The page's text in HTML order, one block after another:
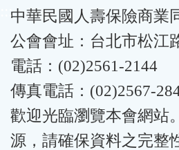
:::中華民國人壽保險商業
公會會址：台北市松江
電話：(02)2561-2144
傳真電話：(02)2567-
歡迎光臨瀏覽本會網站
源，請確保資料之完整